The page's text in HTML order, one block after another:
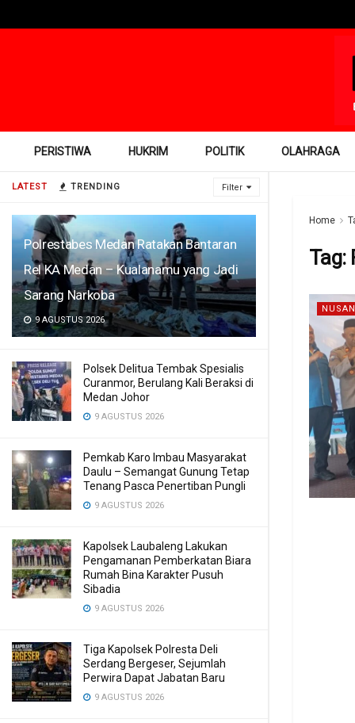
LATEST TRENDING Filter
Polrestabes Medan Ratakan Bantaran
Rel KA Medan – Kualanamu yang Jadi
Sarang Narkoba
9 AGUSTUS 2026
Polsek Delitua Tembak Spesialis
Curanmor, Berulang Kali Beraksi di
Medan Johor
9 AGUSTUS 2026
Pemkab Karo Imbau Masyarakat
Daulu – Semangat Gunung Tetap
Tenang Pasca Penertiban Pungli
9 AGUSTUS 2026
Kapolsek Laubaleng Lakukan
Pengamanan Pemberkatan Biara
Rumah Bina Karakter Pusuh
Sibadia
9 AGUSTUS 2026
Tiga Kapolsek Polresta Deli
Serdang Bergeser, Sejumlah
Perwira Dapat Jabatan Baru
9 AGUSTUS 2026
PERISTIWA HUKRIM POLITIK OLAHRAGA
Home
Tag: